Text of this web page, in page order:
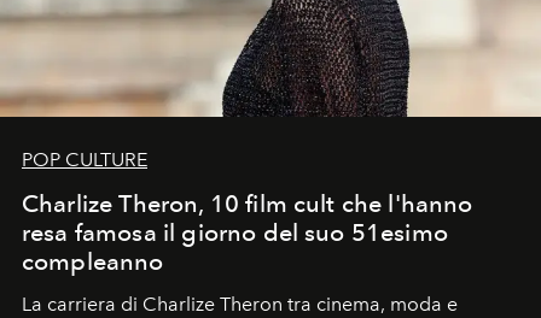
POP CULTURE
Charlize Theron, 10 film cult che l'hanno
resa famosa il giorno del suo 51esimo
compleanno
La carriera di Charlize Theron tra cinema, moda e